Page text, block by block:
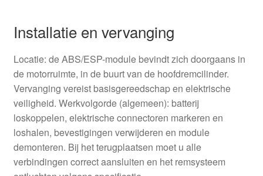
Installatie en vervanging
Locatie: de ABS/ESP-module bevindt zich doorgaans in
de motorruimte, in de buurt van de hoofdremcilinder.
Vervanging vereist basisgereedschap en elektrische
veiligheid. Werkvolgorde (algemeen): batterij
loskoppelen, elektrische connectoren markeren en
loshalen, bevestigingen verwijderen en module
demonteren. Bij het terugplaatsen moet u alle
verbindingen correct aansluiten en het remsysteem